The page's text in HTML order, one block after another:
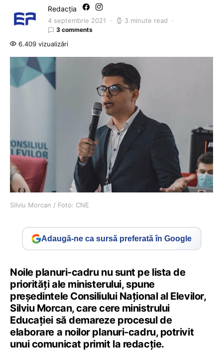
Redacția
4 septembrie 2021 3 minute read
3 comments
6.409 vizualizări
Silviu Morcan / Foto: CNE
Adaugă-ne ca sursă preferată în Google
Noile planuri-cadru nu sunt pe lista de
priorități ale ministerului, spune
președintele Consiliului Național al Elevilor,
Silviu Morcan, care cere ministrului
Educației să demareze procesul de
elaborare a noilor planuri-cadru, potrivit
unui comunicat primit la redacție.